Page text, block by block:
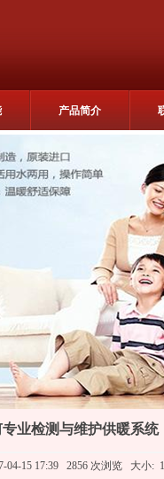
产品简介
业检测与维护供暖系统
04-15 17:39 2856 次浏览 大小: